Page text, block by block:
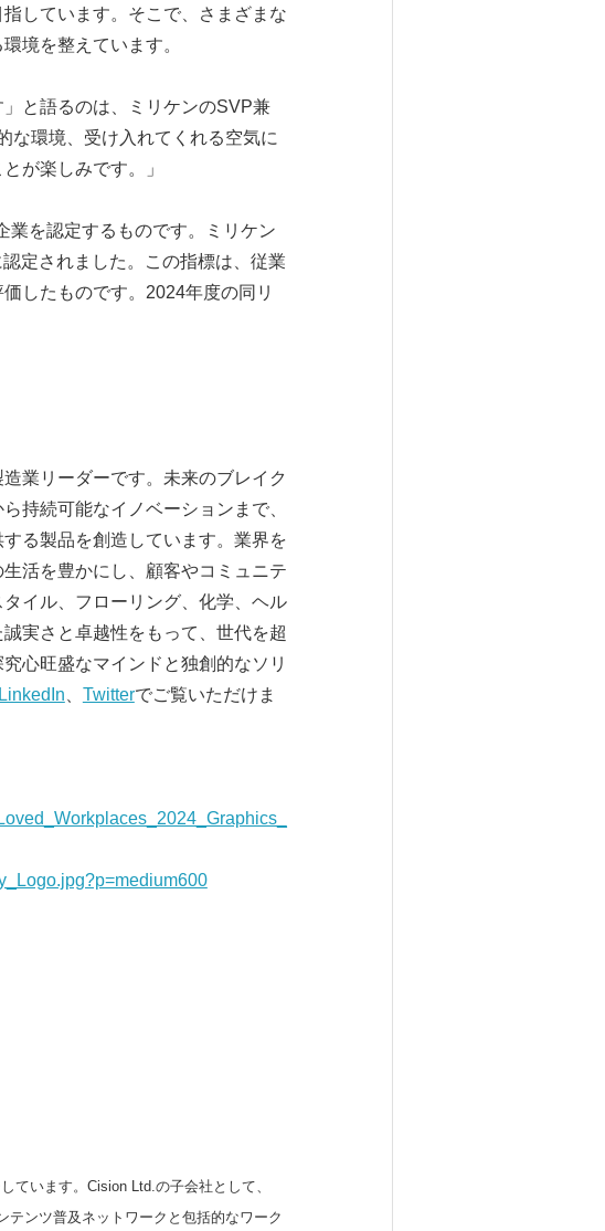
しています。そこで、さまざまな
境を整えています。
と語るのは、ミリケンのSVP兼
な環境、受け入れてくれる空気に
が楽しみです。」
業を認定するものです。ミリケン
定されました。この指標は、従業
したものです。2024年度の同リ
業リーダーです。未来のブレイク
持続可能なイノベーションまで、
る製品を創造しています。業界を
活を豊かにし、顧客やコミュニテ
イル、フローリング、化学、ヘル
実さと卓越性をもって、世代を超
心旺盛なマインドと独創的なソリ
LinkedIn Twitterでご覧いただけま
ています。Cision Ltd.の子会社として、
ンツ普及ネットワークと包括的なワーク